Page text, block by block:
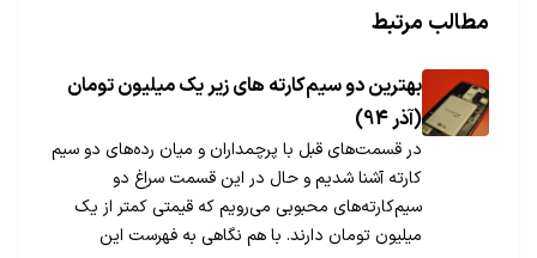
مطالب مرتبط
​بهترین دو سیم‌کارته های زیر یک میلیون تومان
(آذر 94)
در قسمت‌های قبل با پرچمداران و میان رده‌های دو سیم
کارته آشنا شدیم و حال در این قسمت سراغ دو
سیم‌کارته‌های محبوبی می‌رویم که قیمتی کمتر از یک
میلیون تومان دارند. با هم نگاهی به فهرست این